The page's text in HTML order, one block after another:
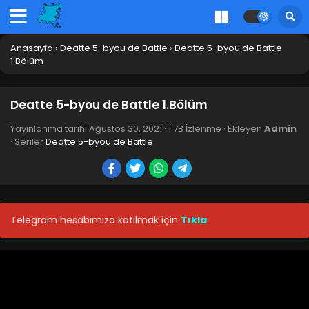
Anasayfa › Deatte 5-byou de Battle › Deatte 5-byou de Battle
1.Bölüm
Deatte 5-byou de Battle 1.Bölüm
Yayınlanma tarihi Ağustos 30, 2021 · 1.7B İzlenme · Ekleyen Admin
· SerilerDeatte 5-byou de Battle
Telegram hesabımıza katılmak için Tıkla